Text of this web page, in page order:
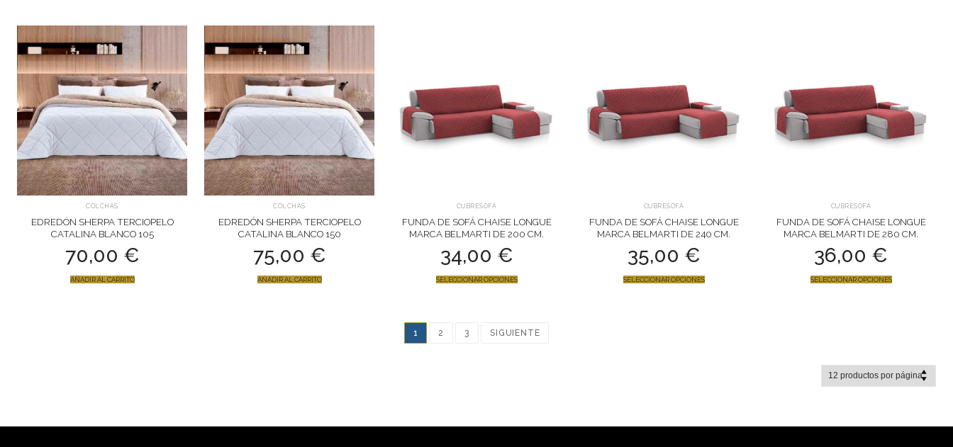
COLCHAS
EDREDÓN SHERPA TERCIOPELO
CATALINA BLANCO 105
70,00 €
AÑADIR AL CARRITO
COLCHAS
EDREDÓN SHERPA TERCIOPELO
CATALINA BLANCO 150
75,00 €
AÑADIR AL CARRITO
CUBRESOFÁ
FUNDA DE SOFÁ CHAISE LONGUE
MARCA BELMARTI DE 200 CM.
34,00 €
SELECCIONAR OPCIONES
CUBRESOFÁ
FUNDA DE SOFÁ CHAISE LONGUE
MARCA BELMARTI DE 240 CM.
35,00 €
SELECCIONAR OPCIONES
CUBRESOFÁ
FUNDA DE SOFÁ CHAISE LONGUE
MARCA BELMARTI DE 280 CM.
36,00 €
SELECCIONAR OPCIONES
1 2 3 SIGUIENTE